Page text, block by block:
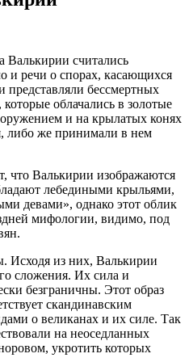
Валькирии считались
и речи о спорах, касающихся
представляли бессмертных
облачались в золотые
и на крылатых конях
либо же принимали в нем
что Валькирии изображаются
лебедиными крыльями,
девами», однако этот облик
мифологии, видимо, под
Исходя из них, Валькирии
сложения. Их сила и
безграничны. Этот образ
скандинавским
о великанах и их силе. Так
на неоседланных
укротить которых